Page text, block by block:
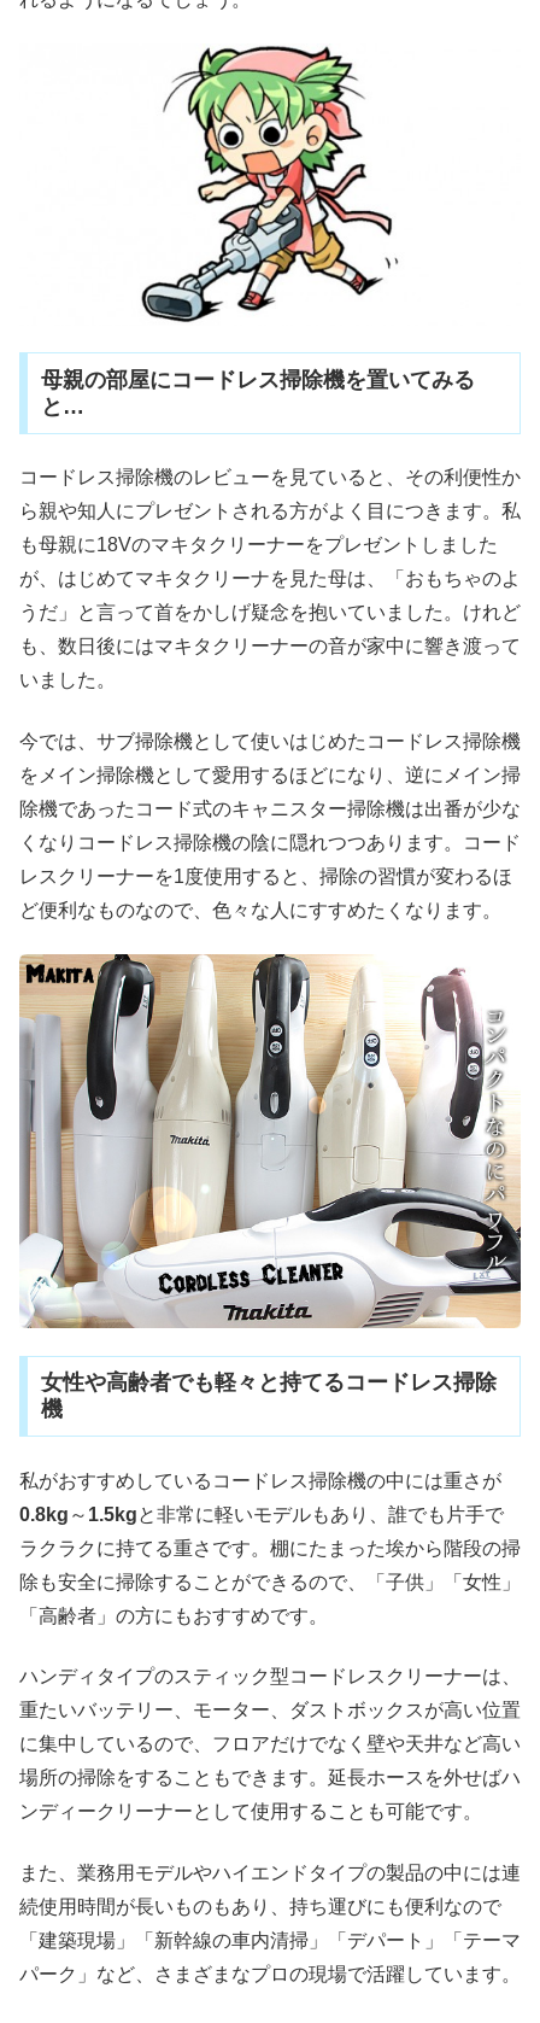
母親の部屋にコードレス掃除機を置いてみる
と…
コードレス掃除機のレビューを見ていると、その利便性か
ら親や知人にプレゼントされる方がよく目につきます。私
も母親に18Vのマキタクリーナーをプレゼントしました
が、はじめてマキタクリーナを見た母は、「おもちゃのよ
うだ」と言って首をかしげ疑念を抱いていました。けれど
も、数日後にはマキタクリーナーの音が家中に響き渡って
いました。
今では、サブ掃除機として使いはじめたコードレス掃除機
をメイン掃除機として愛用するほどになり、逆にメイン掃
除機であったコード式のキャニスター掃除機は出番が少な
くなりコードレス掃除機の陰に隠れつつあります。コード
レスクリーナーを1度使用すると、掃除の習慣が変わるほ
ど便利なものなので、色々な人にすすめたくなります。
女性や高齢者でも軽々と持てるコードレス掃除
機
私がおすすめしているコードレス掃除機の中には重さが
0.8kg ～ 1.5kgと非常に軽いモデルもあり、誰でも片手で
ラクラクに持てる重さです。棚にたまった埃から階段の掃
除も安全に掃除することができるので、「子供」「女性」
「高齢者」の方にもおすすめです。
ハンディタイプのスティック型コードレスクリーナーは、
重たいバッテリー、モーター、ダストボックスが高い位置
に集中しているので、フロアだけでなく壁や天井など高い
場所の掃除をすることもできます。延長ホースを外せばハ
ンディークリーナーとして使用することも可能です。
また、業務用モデルやハイエンドタイプの製品の中には連
続使用時間が長いものもあり、持ち運びにも便利なので
「建築現場」「新幹線の車内清掃」「デパート」「テーマ
パーク」など、さまざまなプロの現場で活躍しています。